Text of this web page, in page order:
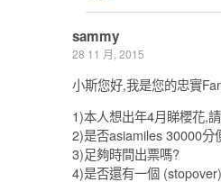
sammy
28 11 月, 2015
小斯您好,我是您的忠實
1)本人想出年4月睇櫻花,
2)是否asiamiles 30000分
3)足夠時間出票嗎?
4)是否還有一個